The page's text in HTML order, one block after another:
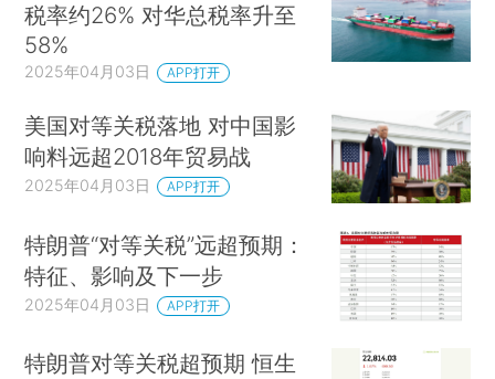
税率约26% 对华总税率升至
58%
2025年04月03日 APP打开
美国对等关税落地 对中国影
响料远超2018年贸易战
2025年04月03日 APP打开
特朗普“对等关税”远超预期：
特征、影响及下一步
2025年04月03日 APP打开
特朗普对等关税超预期 恒生